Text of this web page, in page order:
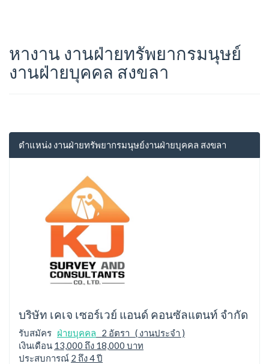
หางาน งานฝ่ายทรัพยากรมนุษย์
งานฝ่ายบุคคล สงขลา
ตำแหน่ง งานฝ่ายทรัพยากรมนุษย์งานฝ่ายบุคคล สงขลา
บริษัท เคเจ เซอร์เวย์ แอนด์ คอนซัลแตนท์ จำกัด
รับสมัคร ฝ่ายบุคคล 2 อัตรา ( งานประจำ )
เงินเดือน 13,000 ถึง 18,000 บาท
ประสบการณ์ 2 ถึง 4 ปี